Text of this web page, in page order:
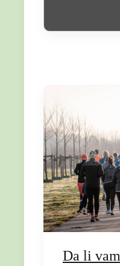
o
n
t
e
n
Da li